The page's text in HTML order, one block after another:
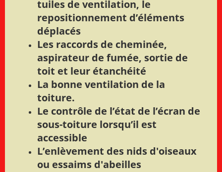
tuiles de ventilation, le
repositionnement d’éléments
déplacés
Les raccords de cheminée,
aspirateur de fumée, sortie de
toit et leur étanchéité
La bonne ventilation de la
toiture.
Le contrôle de l’état de l’écran de
sous-toiture lorsqu’il est
accessible
L’enlèvement des nids d'oiseaux
ou essaims d'abeilles